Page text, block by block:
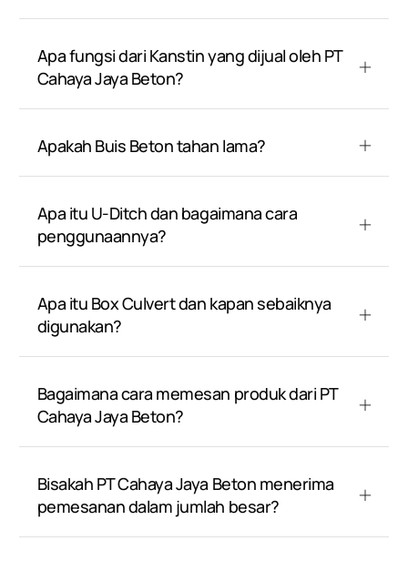
Apa fungsi dari Kanstin yang dijual oleh PT
Cahaya Jaya Beton?
Apakah Buis Beton tahan lama?
Apa itu U-Ditch dan bagaimana cara
penggunaannya?
Apa itu Box Culvert dan kapan sebaiknya
digunakan?
Bagaimana cara memesan produk dari PT
Cahaya Jaya Beton?
Bisakah PT Cahaya Jaya Beton menerima
pemesanan dalam jumlah besar?